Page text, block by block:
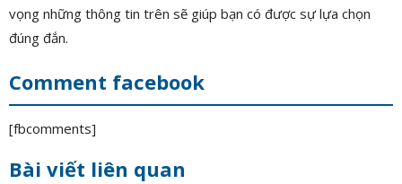
vọng những thông tin trên sẽ giúp bạn có được sự lựa chọn
đúng đắn.
Comment facebook
[fbcomments]
Bài viết liên quan